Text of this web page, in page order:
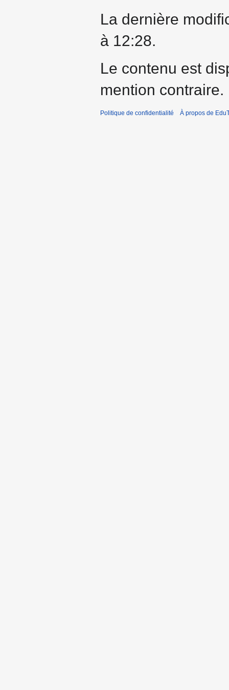
La dernière
à 12:28.
Le contenu est
mention contraire.
Politique de confidentialité À propos de